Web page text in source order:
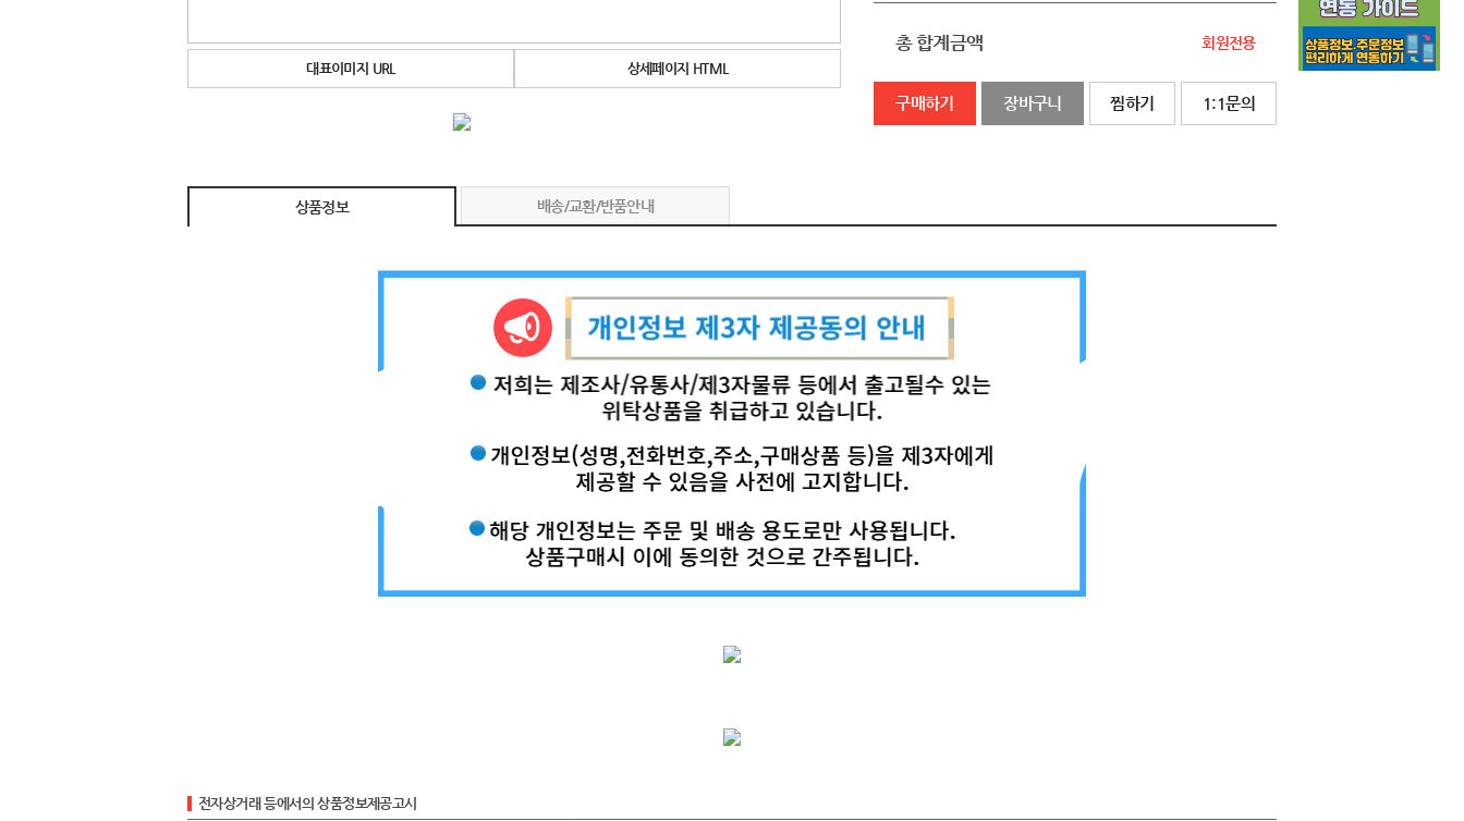
대표이미지 URL 상세페이지 HTML
총 합계금액 회원전용
구매하기 장바구니 찜하기 1:1문의
상품정보 배송/교환/반품안내
전자상거래 등에서의 상품정보제공고시